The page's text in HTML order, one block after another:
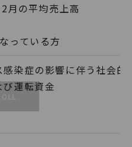
月の平均売上高
っている方
染症の影響に伴う社会的
運転資金